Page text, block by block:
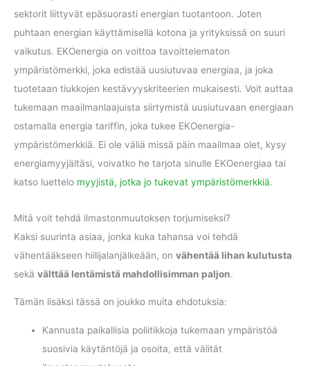
sektorit liittyvät epäsuorasti energian tuotantoon. Joten
puhtaan energian käyttämisellä kotona ja yrityksissä on suuri
vaikutus. EKOenergia on voittoa tavoittelematon
ympäristömerkki, joka edistää uusiutuvaa energiaa, ja joka
tuotetaan tiukkojen kestävyyskriteerien mukaisesti. Voit auttaa
tukemaan maailmanlaajuista siirtymistä uusiutuvaan energiaan
ostamalla energia tariffin, joka tukee EKOenergia-
ympäristömerkkiä. Ei ole väliä missä päin maailmaa olet, kysy
energiamyyjältäsi, voivatko he tarjota sinulle EKOenergiaa tai
katso luettelo myyjistä, jotka jo tukevat ympäristömerkkiä.
Mitä voit tehdä ilmastonmuutoksen torjumiseksi?
Kaksi suurinta asiaa, jonka kuka tahansa voi tehdä
vähentääkseen hiilijalanjälkeään, on vähentää lihan kulutusta
sekä välttää lentämistä mahdollisimman paljon.
Tämän lisäksi tässä on joukko muita ehdotuksia:
Kannusta paikallisia poliitikkoja tukemaan ympäristöä
suosivia käytäntöjä ja osoita, että välität